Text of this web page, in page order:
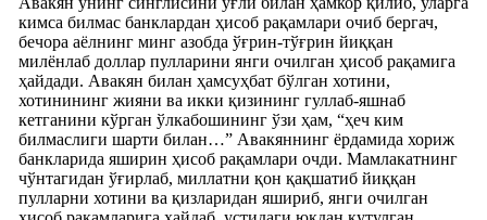
кимса билмас банклардан ҳисоб рақамлари очиб бергач,
бечора аёлнинг минг азобда ўғрин-тўғрин йиққан
милёнлаб доллар пулларини янги очилган ҳисоб рақамига
ҳайдади. Авакян билан ҳамсуҳбат бўлган хотини,
хотинининг жияни ва икки қизининг гуллаб-яшнаб
кетганини кўрган ўлкабошининг ўзи ҳам, “ҳеч ким
билмаслиги шарти билан…” Авакяннинг ёрдамида хориж
банкларида яширин ҳисоб рақамлари очди. Мамлакатнинг
чўнтагидан ўғирлаб, миллатни қон қақшатиб йиққан
пулларни хотини ва қизларидан яшириб, янги очилган